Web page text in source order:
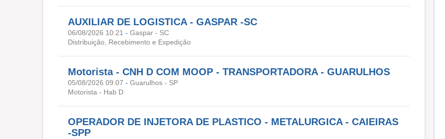
AUXILIAR DE LOGISTICA - GASPAR -SC
06/08/2026 10:21 - Gaspar - SC
Distribuição, Recebimento e Expedição
Motorista - CNH D COM MOOP - TRANSPORTADORA - GUARULHOS
05/08/2026 09:07 - Guarulhos - SP
Motorista - Hab D
OPERADOR DE INJETORA DE PLASTICO - METALURGICA - CAIEIRAS
-SPP